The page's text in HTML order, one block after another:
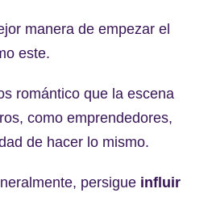
manera de empezar el
este.
romántico que la escena
como emprendedores,
de hacer lo mismo.
persigue influir